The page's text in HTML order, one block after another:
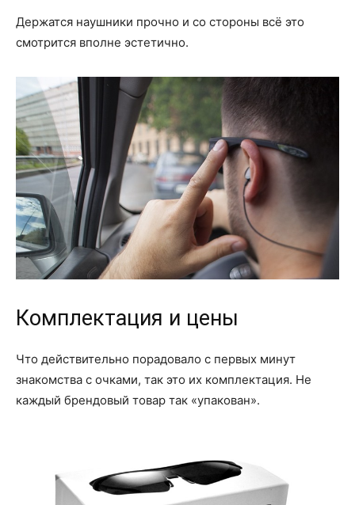
Держатся наушники прочно и со стороны всё это
смотрится вполне эстетично.
Комплектация и цены
Что действительно порадовало с первых минут
знакомства с очками, так это их комплектация. Не
каждый брендовый товар так «упакован».